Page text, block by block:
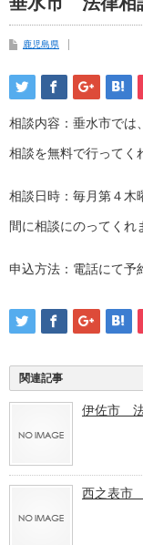
鹿児島県
相談内容：垂水市では
相談を無料で行ってく
相談日時：毎月第４木
間に相談にのってくれ
申込方法：電話にて予
関連記事
伊佐市
西之表市